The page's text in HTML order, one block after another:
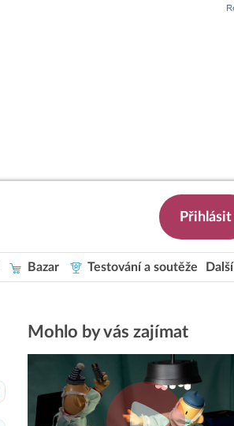
Přihlásit
Bazar Testování a soutěže Další
Mohlo by vás zajímat